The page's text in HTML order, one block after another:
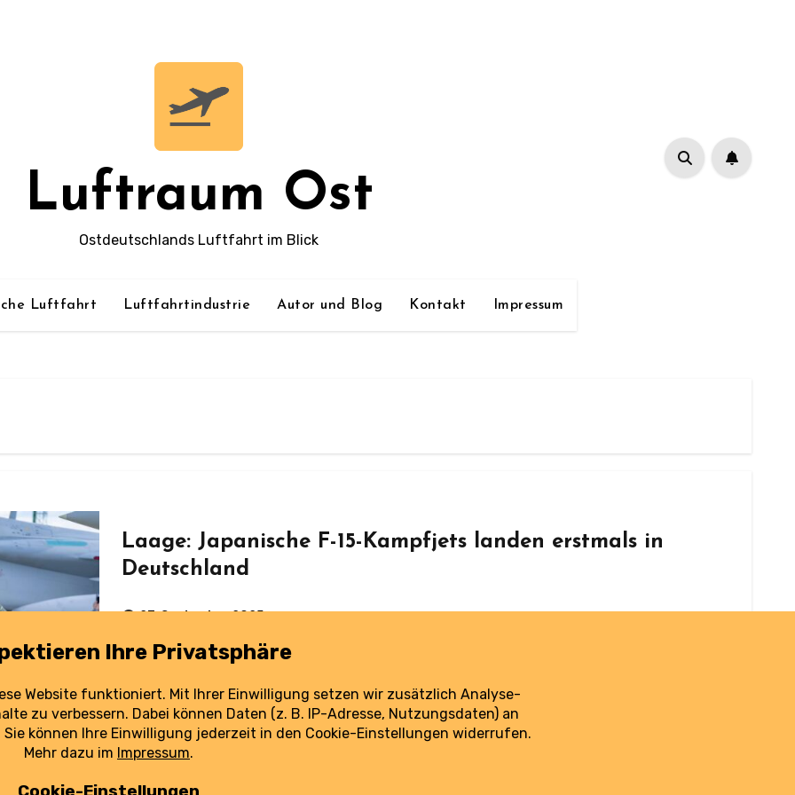
Luftraum Ost
Ostdeutschlands Luftfahrt im Blick
Luftfahrt Luftfahrtindustrie Autor und Blog Kontakt Impressum
Laage: Japanische F-15-Kampfjets landen erstmals in
Deutschland
27. September 2025
Am Fliegerhorst Rostock-Laage sind zum ersten Mal japanische Kampfjets in
Deutschland gelandet.
weiterlesen